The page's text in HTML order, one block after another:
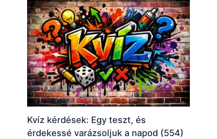
Kvíz kérdések: Egy teszt, és
érdekessé varázsoljuk a napod (554)